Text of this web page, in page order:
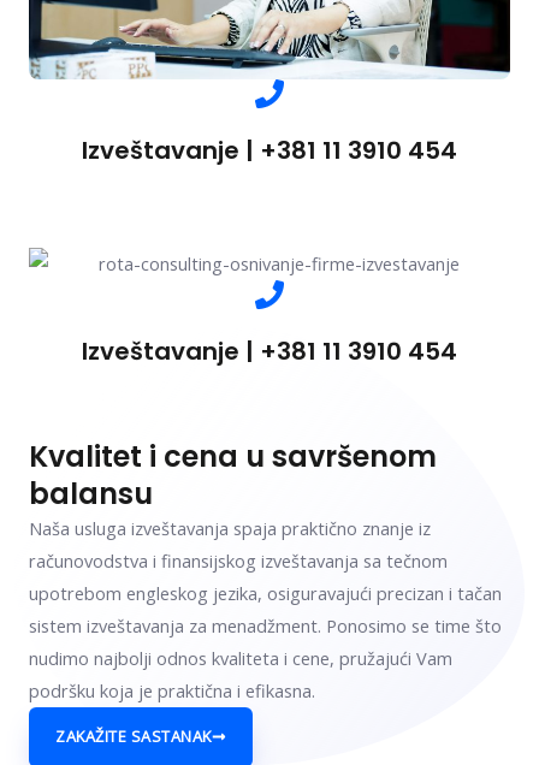
Izveštavanje | +381 11 3910 454
Izveštavanje | +381 11 3910 454
Kvalitet i cena u savršenom
balansu
Naša usluga izveštavanja spaja praktično znanje iz
računovodstva i finansijskog izveštavanja sa tečnom
upotrebom engleskog jezika, osiguravajući precizan i tačan
sistem izveštavanja za menadžment. Ponosimo se time što
nudimo najbolji odnos kvaliteta i cene, pružajući Vam
podršku koja je praktična i efikasna.
ZAKAŽITE SASTANAK